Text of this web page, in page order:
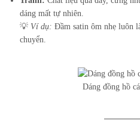
dáng mất tự nhiên.
💡 Ví dụ: Đầm satin ôm nhẹ luôn
chuyển.
Dáng đồng hồ